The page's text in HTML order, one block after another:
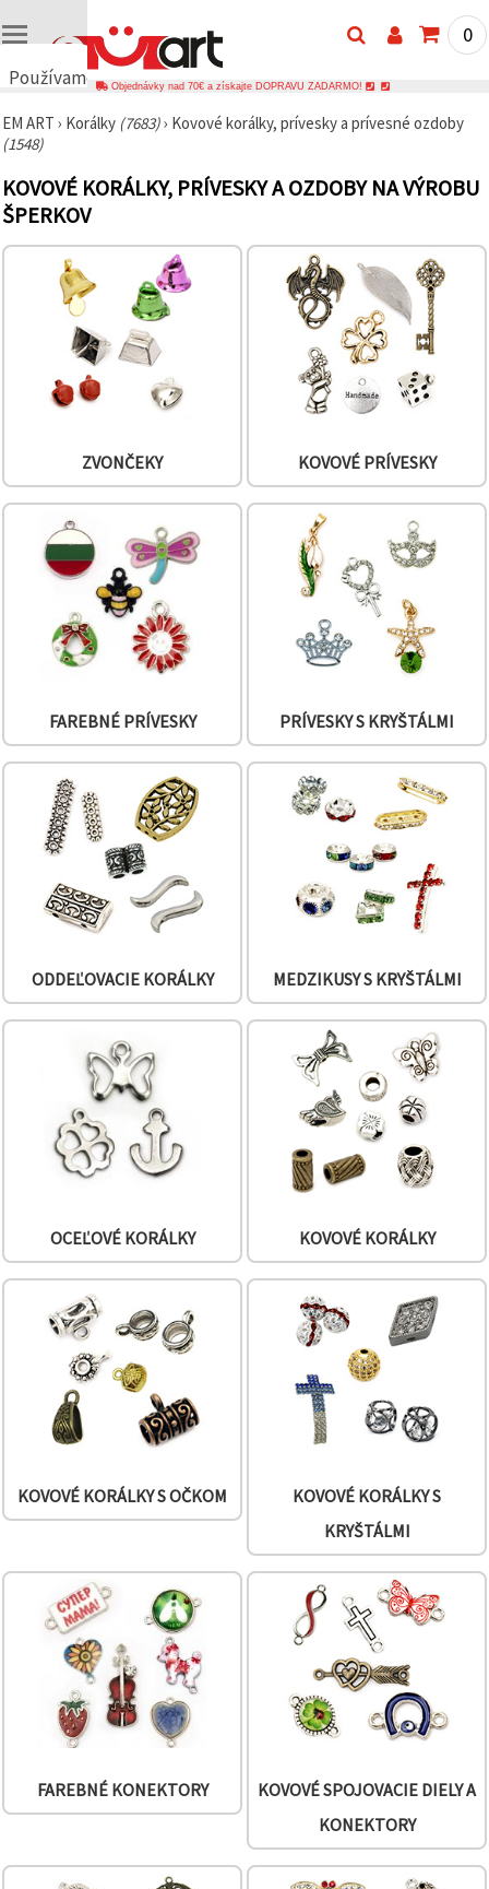
Používame
🍪
Používame
podobné
technológie,
aby sme
fungovanie
používateľský
súhlasom
analyzovali
s pomocou
našich
partnerov
marketing.
súhlasiť s
súborov
kliknutím
na "Prijať
môžete
uviesť svoje
preferencie
Nastaveniach
výberom
cookie a
všetko
Nastavenia
0
Objednávky nad 70€ a získajte DOPRAVU ZADARMO!
EM ART › Korálky (7683)› Kovové korálky, prívesky a prívesné ozdoby
(1548)
KOVOVÉ KORÁLKY, PRÍVESKY A OZDOBY NA VÝROBU
ŠPERKOV
ZVONČEKY KOVOVÉ PRÍVESKY
FAREBNÉ PRÍVESKY PRÍVESKY S KRYŠTÁLMI
ODDEĽOVACIE KORÁLKY MEDZIKUSY S KRYŠTÁLMI
OCEĽOVÉ KORÁLKY KOVOVÉ KORÁLKY
KOVOVÉ KORÁLKY S OČKOM
KOVOVÉ KORÁLKY S
KRYŠTÁLMI
FAREBNÉ KONEKTORY
KOVOVÉ SPOJOVACIE DIELY A
KONEKTORY